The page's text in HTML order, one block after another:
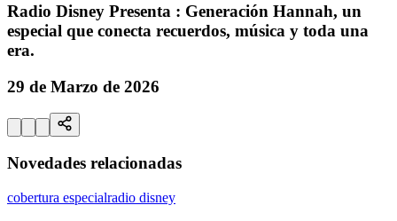
Radio Disney Presenta : Generación Hannah, un
especial que conecta recuerdos, música y toda una
era.
29 de Marzo de 2026
Novedades relacionadas
cobertura especialradio disney